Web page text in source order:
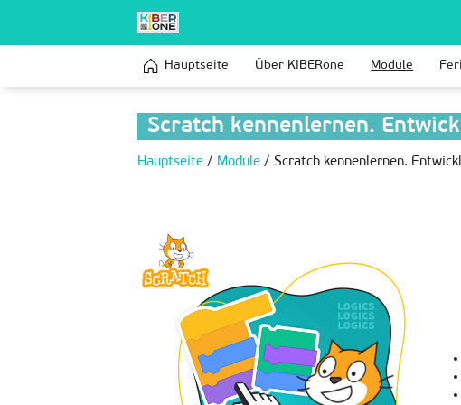
Hauptseite Über KIBERone Module
Scratch kennenlernen.
Hauptseite / Module / Scratch kennenlernen.